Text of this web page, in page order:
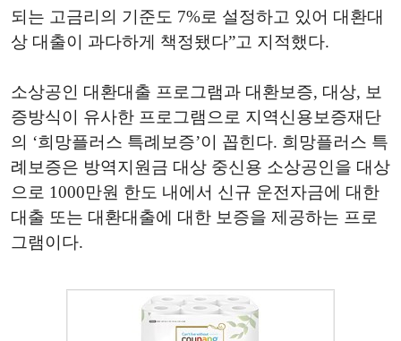
되는 고금리의 기준도 7%로 설정하고 있어 대환대
상 대출이 과다하게 책정됐다”고 지적했다.
소상공인 대환대출 프로그램과 대환보증, 대상, 보
증방식이 유사한 프로그램으로 지역신용보증재단
의 ‘희망플러스 특례보증’이 꼽힌다. 희망플러스 특
례보증은 방역지원금 대상 중신용 소상공인을 대상
으로 1000만원 한도 내에서 신규 운전자금에 대한
대출 또는 대환대출에 대한 보증을 제공하는 프로
그램이다.